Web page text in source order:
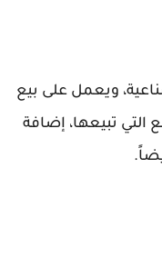
داخل مدينة الشويخ الصناعية، ويعمل على بيع
التي تبيعها، إضافة